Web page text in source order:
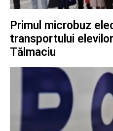
Primul microbuz
transportului
Tălmaciu